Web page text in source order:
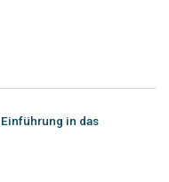
in das